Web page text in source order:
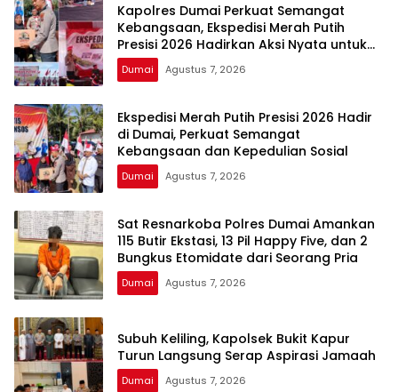
Kapolres Dumai Perkuat Semangat
Kebangsaan, Ekspedisi Merah Putih
Presisi 2026 Hadirkan Aksi Nyata untuk
Rakyat
Dumai Agustus 7, 2026
Ekspedisi Merah Putih Presisi 2026 Hadir
di Dumai, Perkuat Semangat
Kebangsaan dan Kepedulian Sosial
Dumai Agustus 7, 2026
Sat Resnarkoba Polres Dumai Amankan
115 Butir Ekstasi, 13 Pil Happy Five, dan 2
Bungkus Etomidate dari Seorang Pria
Dumai Agustus 7, 2026
Subuh Keliling, Kapolsek Bukit Kapur
Turun Langsung Serap Aspirasi Jamaah
Dumai Agustus 7, 2026